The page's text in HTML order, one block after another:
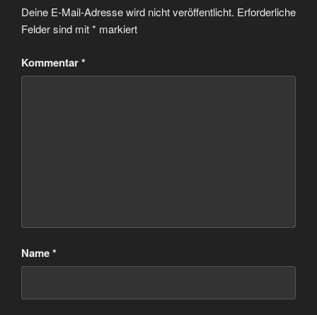
Deine E-Mail-Adresse wird nicht veröffentlicht. Erforderliche
Felder sind mit* markiert
Kommentar*
Name*